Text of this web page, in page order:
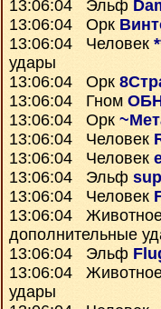
13:06:04 Эльф
13:06:04 Орк
13:06:04 Человек
удары
13:06:04 Орк
13:06:04 Гном
13:06:04 Орк
13:06:04 Человек
13:06:04 Человек
13:06:04 Эльф
13:06:04 Человек
13:06:04
дополнительные
13:06:04 Эльф
13:06:04
удары